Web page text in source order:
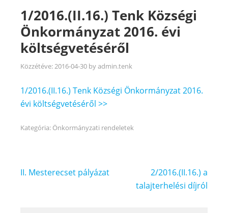
1/2016.(II.16.) Tenk Községi
Önkormányzat 2016. évi
költségvetéséről
Közzétéve:2016-04-30 byadmin.tenk
1/2016.(II.16.) Tenk Községi Önkormányzat 2016.
évi költségvetéséről >>
Kategória: Önkormányzati rendeletek
Bejegyzés
II. Mesterecset pályázat
2/2016.(II.16.) a
talajterhelési díjról